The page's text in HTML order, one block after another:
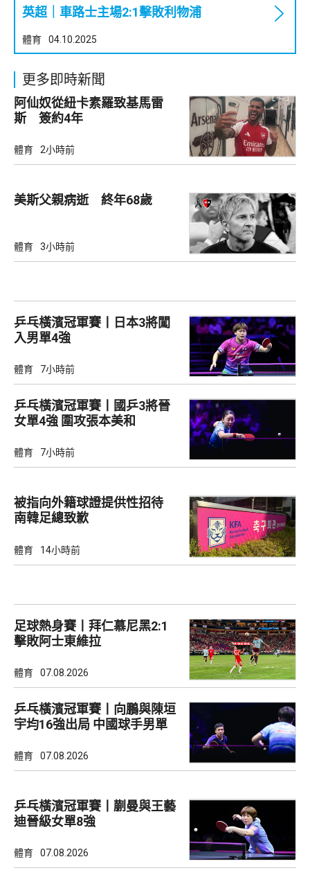
英超｜車路士主場2:1擊敗利物浦
體育 04.10.2025
更多即時新聞
阿仙奴從紐卡素羅致基馬雷
斯 簽約4年
體育 2小時前
美斯父親病逝 終年68歲
體育 3小時前
乒乓橫濱冠軍賽丨日本3將闖
入男單4強
體育 7小時前
乒乓橫濱冠軍賽丨國乒3將晉
女單4強 圍攻張本美和
體育 7小時前
被指向外籍球證提供性招待
南韓足總致歉
體育 14小時前
足球熱身賽丨拜仁慕尼黑2:1
擊敗阿士東維拉
體育 07.08.2026
乒乓橫濱冠軍賽丨向鵬與陳垣
宇均16強出局 中國球手男單
體育 07.08.2026
乒乓橫濱冠軍賽丨蒯曼與王藝
迪晉級女單8強
體育 07.08.2026